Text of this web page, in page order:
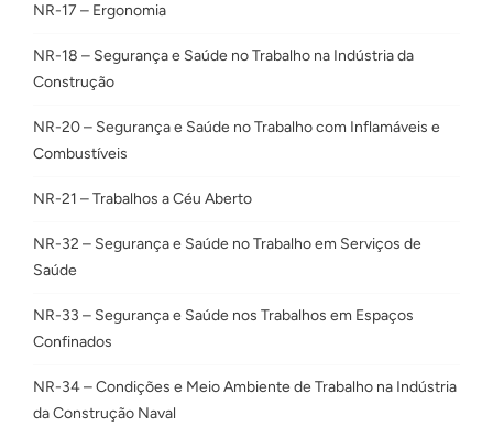
NR-17 – Ergonomia
NR-18 – Segurança e Saúde no Trabalho na Indústria da
Construção
NR-20 – Segurança e Saúde no Trabalho com Inflamáveis e
Combustíveis
NR-21 – Trabalhos a Céu Aberto
NR-32 – Segurança e Saúde no Trabalho em Serviços de
Saúde
NR-33 – Segurança e Saúde nos Trabalhos em Espaços
Confinados
NR-34 – Condições e Meio Ambiente de Trabalho na Indústria
da Construção Naval